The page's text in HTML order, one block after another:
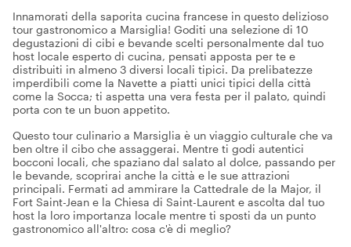
Innamorati della saporita cucina francese in questo delizioso
tour gastronomico a Marsiglia! Goditi una selezione di 10
degustazioni di cibi e bevande scelti personalmente dal tuo
host locale esperto di cucina, pensati apposta per te e
distribuiti in almeno 3 diversi locali tipici. Da prelibatezze
imperdibili come la Navette a piatti unici tipici della città
come la Socca; ti aspetta una vera festa per il palato, quindi
porta con te un buon appetito.
Questo tour culinario a Marsiglia è un viaggio culturale che va
ben oltre il cibo che assaggerai. Mentre ti godi autentici
bocconi locali, che spaziano dal salato al dolce, passando per
le bevande, scoprirai anche la città e le sue attrazioni
principali. Fermati ad ammirare la Cattedrale de la Major, il
Fort Saint-Jean e la Chiesa di Saint-Laurent e ascolta dal tuo
host la loro importanza locale mentre ti sposti da un punto
gastronomico all'altro: cosa c'è di meglio?